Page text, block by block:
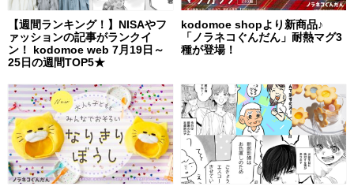
【週間ランキング！】NISAやフ
ァッションの記事がランクイ
ン！ kodomoe web 7月19日～
25日の週間TOP5★
kodomoe shopより新商品♪
「ノラネコぐんだん」耐熱マグ3
種が登場！